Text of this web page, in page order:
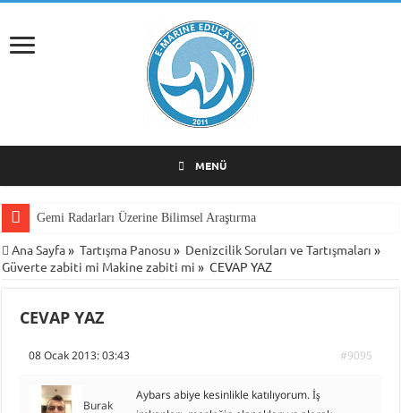
MENÜ
Gemi Radarları Üzerine Bilimsel Araştırma
Ana Sayfa» Tartışma Panosu » Denizcilik Soruları ve Tartışmaları »
Güverte zabiti mi Makine zabiti mi » CEVAP YAZ
CEVAP YAZ
08 Ocak 2013: 03:43 #9095
Burak
Aybars abiye kesinlikle katılıyorum. İş